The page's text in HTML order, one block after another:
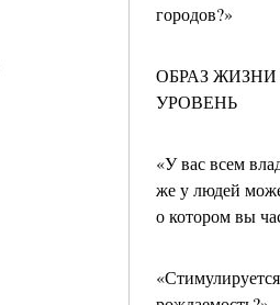
городов?»
ОБРАЗ
УРОВЕНЬ
«У вас всем
же у людей
о котором вы